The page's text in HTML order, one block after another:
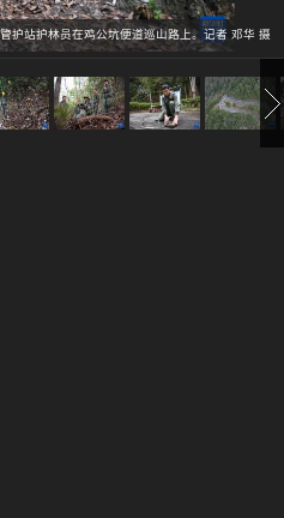
护站护林员在鸡公坑便道巡山路上。记者 邓华 摄